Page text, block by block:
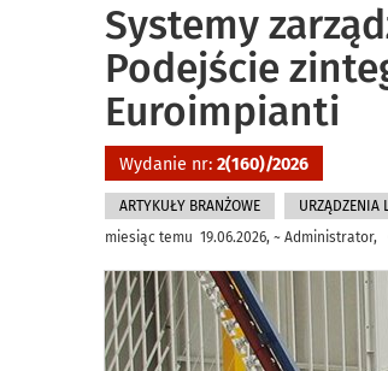
Systemy
Podejście
Euroimpianti
Wydanie nr: 2(160)/2026
ARTYKUŁY BRANŻOWE URZĄDZENIA
miesiąc temu 19.06.2026, ~ Administrator,